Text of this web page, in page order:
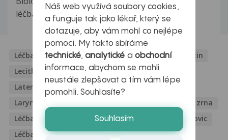
léčba, využívá obranyschopnost organismu...
Léčba bradavic Léčba bolesti Léčba
Lecitin
Lecithin
Ldl cholesterol hodnoty
Latisse
Latentní tetanie
Laserová operace očí
Laryngoskopie
Léčba ječného zrna
Léčba myomu
Léčba nespavosti
Léčba neštovic
Léčba oparu
Léčba osteoporózy
Náš web využívá soubory cookies,
a funguje tak jako lékař, který se
dotazuje, aby vám mohl co nejlépe
pomoci. My takto sbíráme
technické,analytické a obchodní
informace, abychom se mohli
neustále zlepšovat a tím vám lépe
pomohli. Souhlasíte?
Souhlasím